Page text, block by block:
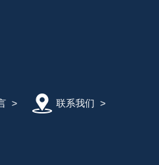
> 联系我们 >